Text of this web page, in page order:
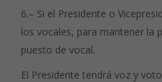
6.– Si el Presidente o
los vocales, para mantener la
puesto de vocal.
El Presidente tendrá voz y